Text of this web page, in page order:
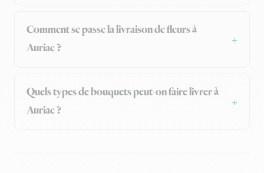
Comment se passe la livraison de fleurs à
Auriac ?
Quels types de bouquets peut-on faire livrer à
Auriac ?